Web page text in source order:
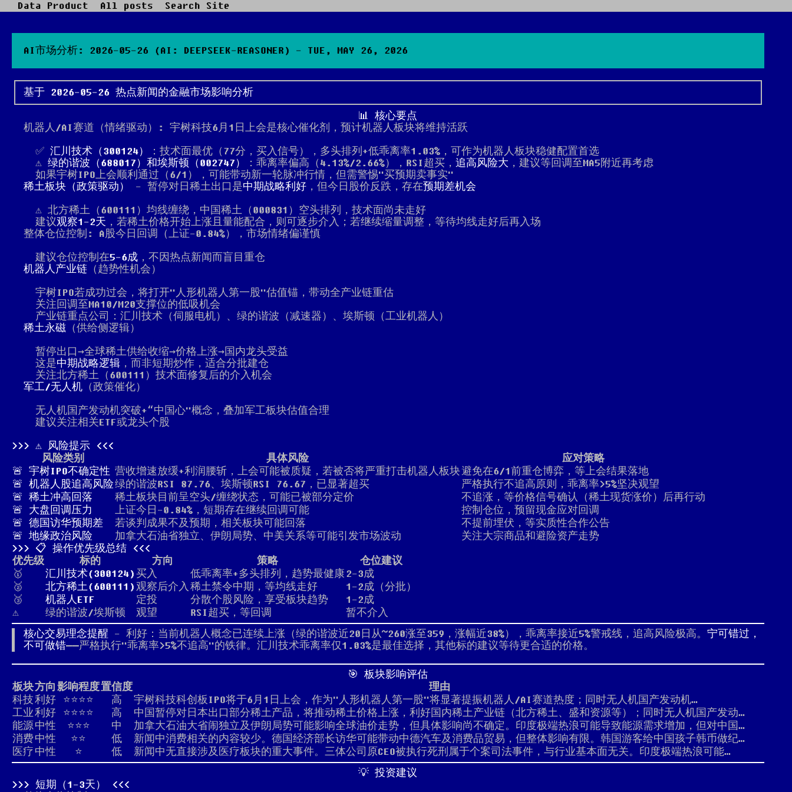
Data Product All posts Search Site
AI市场分析: 2026-05-26 (AI: DEEPSEEK-REASONER) - TUE, MAY 26, 2026
基于 2026-05-26 热点新闻的金融市场影响分析
📊 核心要点
机器人/AI赛道（情绪驱动）: 宇树科技6月1日上会是核心催化剂，预计机器人板块将维持活跃
✅ 汇川技术（300124）
：技术面最优（77分，买入信号），多头排列+低乖离率1.03%，可作为机器人板块稳健配置首选
⚠️ 绿的谐波（688017） 和埃斯顿（002747） ：乖离率偏高（4.13%/2.66%），RSI超买， 追高风险大 ，建议等回调至MA5附近再考虑
如果宇树IPO上会顺利通过（6/1），可能带动新一轮脉冲行情，但需警惕"买预期卖事实"
稀土板块（政策驱动）
- 暂停对日稀土出口是中期战略利好 ，但今日股价反跌，存在预期差机会
⚠️ 北方稀土（600111）均线缠绕，中国稀土（000831）空头排列，技术面尚未走好
建议观察1-2天 ，若稀土价格开始上涨且量能配合，则可逐步介入；若继续缩量调整，等待均线走好后再入场
整体仓位控制: A股今日回调（上证-0.84%），市场情绪偏谨慎
建议仓位控制在5-6成 ，不因热点新闻而盲目重仓
机器人产业链 （趋势性机会）
宇树IPO若成功过会，将打开"人形机器人第一股"估值锚，带动全产业链重估
关注回调至MA10/M20支撑位的低吸机会
产业链重点公司：汇川技术（伺服电机）、绿的谐波（减速器）、埃斯顿（工业机器人）
稀土永磁 （供给侧逻辑）
暂停出口→全球稀土供给收缩→价格上涨→国内龙头受益
这是中期战略逻辑 ，而非短期炒作，适合分批建仓
关注北方稀土（600111）技术面修复后的介入机会
军工/无人机 （政策催化）
无人机国产发动机突破+“中国心"概念，叠加军工板块估值合理
建议关注相关ETF或龙头个股
⚠️ 风险提示
风险类别
具体风险
应对策略
🚨 宇树IPO不确定性 营收增速放缓+利润腰斩，上会可能被质疑，若被否将严重打击机器人板块避免在6/1前重仓博弈，等上会结果落地
🚨 机器人股追高风险绿的谐波RSI 87.76、埃斯顿RSI 76.67，已显著超买
严格执行不追高原则，乖离率>5%坚决观望
🚨 稀土冲高回落
稀土板块目前呈空头/缠绕状态，可能已被部分定价
不追涨，等价格信号确认（稀土现货涨价）后再行动
🚨 大盘回调压力
上证今日-0.84%，短期存在继续回调可能
控制仓位，预留现金应对回调
🚨 德国访华预期差
若谈判成果不及预期，相关板块可能回落
不提前埋伏，等实质性合作公告
🚨 地缘政治风险
加拿大石油省独立、伊朗局势、中美关系等可能引发市场波动
关注大宗商品和避险资产走势
📋 操作优先级总结
优先级
标的 方向 策略
仓位建议
🥇
汇川技术(300124) 买入 低乖离率+多头排列，趋势最健康 2-3成
🥈
北方稀土(600111) 观察后介入稀土禁令中期，等均线走好
1-2成（分批）
🥉
机器人ETF 定投 分散个股风险，享受板块趋势
1-2成
⚠️
绿的谐波/埃斯顿 观望 RSI超买，等回调
暂不介入
核心交易理念提醒 - 利好：当前机器人概念已连续上涨（绿的谐波近20日从~260涨至359，涨幅近38%），乖离率接近5%警戒线，追高风险极高。 宁可错过，
不可做错——严格执行"乖离率>5%不追高"的铁律。汇川技术乖离率仅1.03%是最佳选择，其他标的建议等待更合适的价格。
🎯 板块影响评估
板块方向 影响程度置信度
理由
科技利好 ⭐⭐⭐⭐ 高
宇树科技科创板IPO将于6月1日上会，作为"人形机器人第一股"将显著提振机器人/AI赛道热度；同时无人机国产发动机…
工业利好 ⭐⭐⭐⭐ 高
中国暂停对日本出口部分稀土产品，将推动稀土价格上涨，利好国内稀土产业链（北方稀土、盛和资源等）；同时无人机国产发动…
能源中性 ⭐⭐⭐ 中
加拿大石油大省闹独立及伊朗局势可能影响全球油价走势，但具体影响尚不确定。印度极端热浪可能导致能源需求增加，但对中国…
消费 中性 ⭐⭐ 低
新闻中消费相关的内容较少。德国经济部长访华可能带动中德汽车及消费品贸易，但整体影响有限。韩国游客给中国孩子韩币做纪…
医疗 中性 ⭐ 低
新闻中无直接涉及医疗板块的重大事件。三体公司原CEO被执行死刑属于个案司法事件，与行业基本面无关。印度极端热浪可能…
💡 投资建议
短期（1-3天）